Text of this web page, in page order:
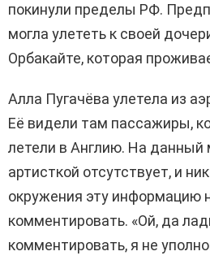
покинули пределы РФ.
могла улететь к своей
Орбакайте, которая
Алла Пугачёва улетела из
Её видели там пассажиры,
летели в Англию. На данный
артисткой отсутствует, и
окружения эту информацию
комментировать. «Ой, да
комментировать, я не